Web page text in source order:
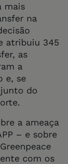
mais
na
atribuiu 345
as
a
e, se
do
a ameaça
– e sobre
com os